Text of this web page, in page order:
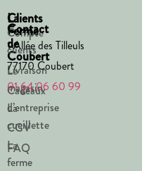
La
Ferme
de
Coubert
Le
magasin
La
cueillette
La
ferme
Clients
Compte
clients
Livraison
Cadeaux
d’entreprise
CGV
FAQ
Contact
1 Allée des Tilleuls
77170 Coubert
01 64 06 60 99